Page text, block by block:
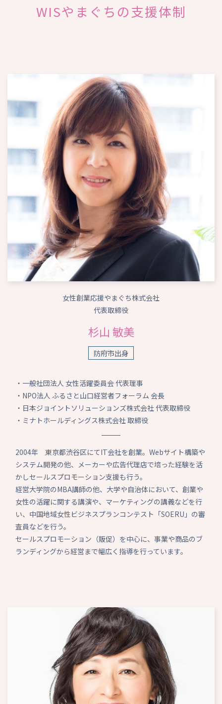
WISやまぐちの支援体制
女性創業応援やまぐち株式会社
代表取締役
杉山 敏美
防府市出身
・一般社団法人 女性活躍委員会 代表理事
・NPO法人 ふるさと山口経営者フォーラム 会長
・日本ジョイントソリューションズ株式会社 代表取締役
・ミナトホールディングス株式会社 取締役
2004年 東京都渋谷区にてIT会社を創業。Webサイト構築や
システム開発の他、メーカーや広告代理店で培った経験を活
かしセールスプロモーション支援も行う。
経営大学院のMBA講師の他、大学や自治体において、創業や
女性の活躍に関する講演や、マーケティングの講義などを行
い、中国地域女性ビジネスプランコンテスト「SOERU」の審
査員などを行う。
セールスプロモーション（販促）を中心に、事業や商品のブ
ランディングから経営まで幅広く指導を行っています。